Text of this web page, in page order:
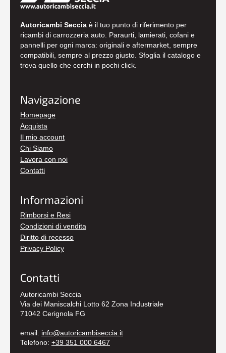
Autoricambi Seccia è il tuo punto di riferimento per
ricambi di carrozzeria auto. Paraurti, lamierati, cofani e
pannelli per ogni marca: originali e aftermarket, sempre
compatibili, sempre al prezzo giusto. Sfoglia il catalogo e
trova quello che cerchi in pochi click.
Navigazione
Homepage
Acquista
Il mio account
Chi Siamo
Lavora con noi
Contatti
Informazioni
Rimborsi e Resi
Condizioni di vendita
Diritto di recesso
Privacy Policy
Contatti
Autoricambi Seccia
Via dei Maniscalchi Lotto 62 Zona Industriale
71042 Cerignola FG
email: info@autoricambiseccia.it
Telefono: +39 351 000 6467